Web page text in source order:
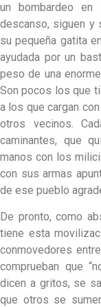
un bombardeo
descanso, siguen y
su pequeña gatita
ayudada por un
peso de una
Son pocos los que
a los que cargan
otros vecinos.
caminantes, que
manos con los
con sus armas
de ese pueblo
De pronto, como
tiene esta
conmovedores
comprueban que
dicen a gritos, se
que otros se